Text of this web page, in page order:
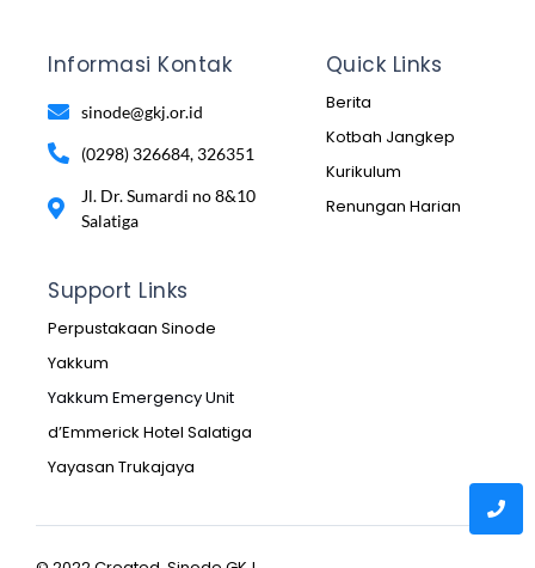
Informasi Kontak
sinode@gkj.or.id
(0298) 326684, 326351
Jl. Dr. Sumardi no 8&10
Salatiga
Quick Links
Berita
Kotbah Jangkep
Kurikulum
Renungan Harian
Support Links
Perpustakaan Sinode
Yakkum
Yakkum Emergency Unit
d’Emmerick Hotel Salatiga
Yayasan Trukajaya